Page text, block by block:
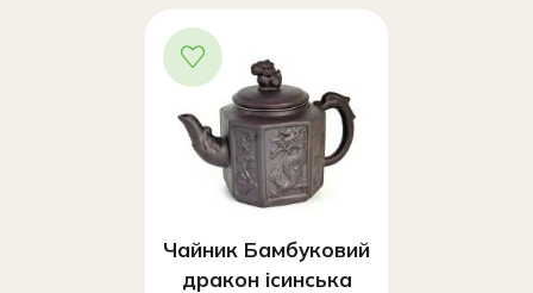
Чайник Бамбуковий
дракон ісинська